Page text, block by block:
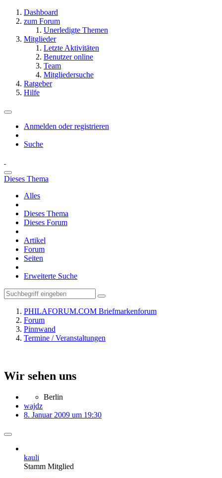
Dashboard
zum Forum
Unerledigte Themen
Mitglieder
Letzte Aktivitäten
Benutzer online
Team
Mitgliedersuche
Ratgeber
Hilfe
Anmelden oder registrieren
Suche
Dieses Thema
Alles
Dieses Thema
Dieses Forum
Artikel
Forum
Seiten
Erweiterte Suche
PHILAFORUM.COM Briefmarkenforum
Forum
Pinnwand
Termine / Veranstaltungen
Wir sehen uns
Berlin
wajdz
8. Januar 2009 um 19:30
kauli
Stamm Mitglied